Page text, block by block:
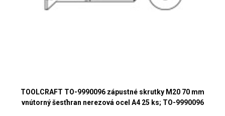
TOOLCRAFT TO-9990096 zápustné skrutky M20 70 mm
vnútorný šesťhran nerezová ocel A4 25 ks; TO-9990096